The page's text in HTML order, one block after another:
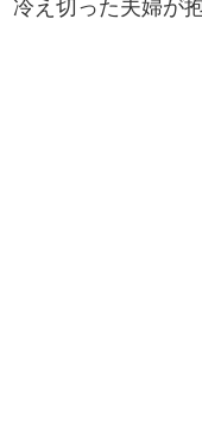
冷え切った夫婦が